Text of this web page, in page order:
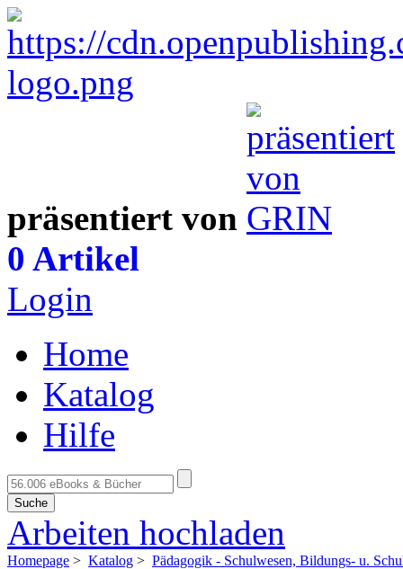
präsentiert von
0 Artikel
Login
Home
Katalog
Hilfe
Suche
Arbeiten hochladen
Homepage > Katalog > Pädagogik - Schulwesen, Bildungs- u.